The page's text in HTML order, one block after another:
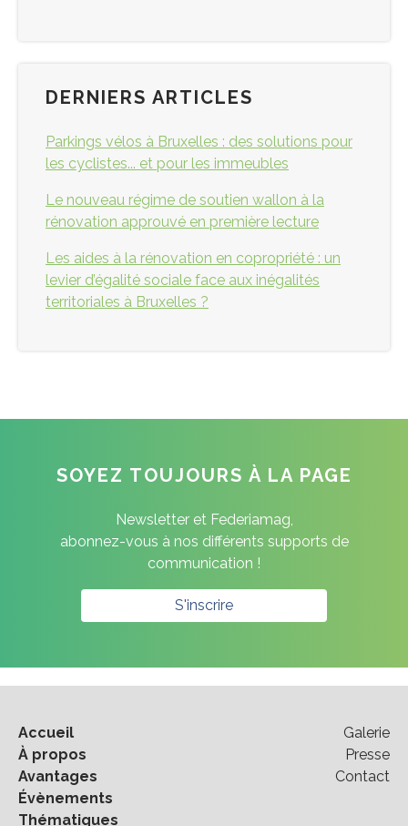
DERNIERS ARTICLES
Parkings vélos à Bruxelles : des solutions pour
les cyclistes... et pour les immeubles
Le nouveau régime de soutien wallon à la
rénovation approuvé en première lecture
Les aides à la rénovation en copropriété : un
levier d’égalité sociale face aux inégalités
territoriales à Bruxelles ?
SOYEZ TOUJOURS À LA PAGE
Newsletter et Federiamag,
abonnez-vous à nos différents supports de
communication !
S'inscrire
Accueil
À propos
Avantages
Évènements
Thématiques
Galerie
Presse
Contact